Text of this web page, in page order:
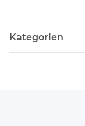
Kategorien